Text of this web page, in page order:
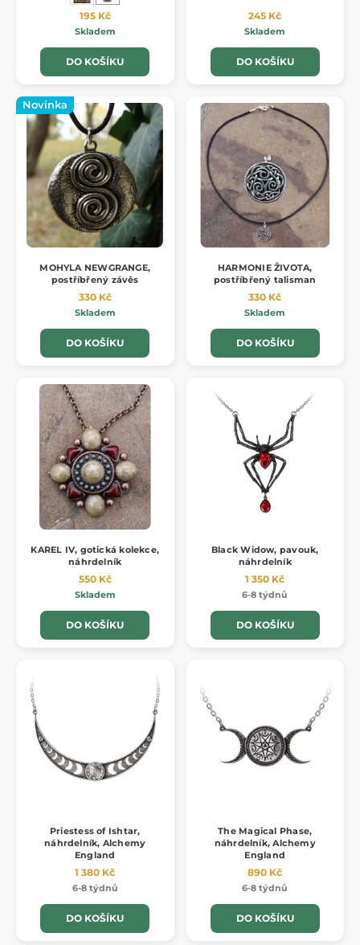
195 Kč
Skladem
DO KOŠÍKU
245 Kč
Skladem
DO KOŠÍKU
Novinka
MOHYLA NEWGRANGE,
postříbřený závěs
330 Kč
Skladem
DO KOŠÍKU
HARMONIE ŽIVOTA,
postříbřený talisman
330 Kč
Skladem
DO KOŠÍKU
KAREL IV, gotická kolekce,
náhrdelník
550 Kč
Skladem
DO KOŠÍKU
Black Widow, pavouk,
náhrdelník
1 350 Kč
6-8 týdnů
DO KOŠÍKU
Priestess of Ishtar,
náhrdelník, Alchemy
England
1 380 Kč
6-8 týdnů
DO KOŠÍKU
The Magical Phase,
náhrdelník, Alchemy
England
890 Kč
6-8 týdnů
DO KOŠÍKU